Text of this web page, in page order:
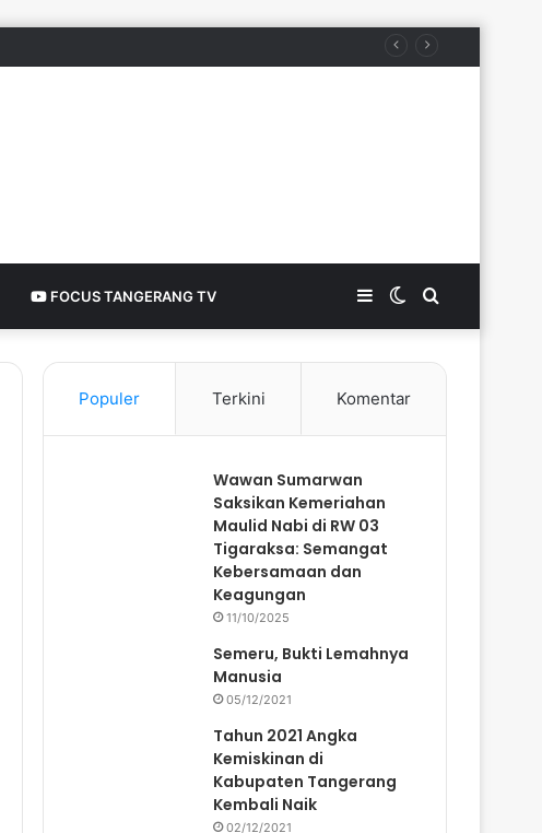
FOCUS TANGERANG TV Search
Switch
skin
Sidebar
Populer Terkini Komentar
Wawan Sumarwan
Saksikan Kemeriahan
Maulid Nabi di RW 03
Tigaraksa: Semangat
Kebersamaan dan
Keagungan
11/10/2025
Semeru, Bukti Lemahnya
Manusia
05/12/2021
Tahun 2021 Angka
Kemiskinan di
Kabupaten Tangerang
Kembali Naik
02/12/2021